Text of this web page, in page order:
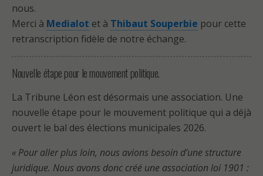
nous.
Merci à Medialot et à Thibaut Souperbie pour cette
retranscription fidèle de notre échange.
Nouvelle étape pour le mouvement politique.
La Tribune Léon est désormais une association. Une
nouvelle étape pour le mouvement politique qui a déjà
ouvert le bal des élections municipales 2026.
« Pour aller plus loin, nous avions besoin d’une structure
juridique. Nous avons donc créé une association loi 1901 :